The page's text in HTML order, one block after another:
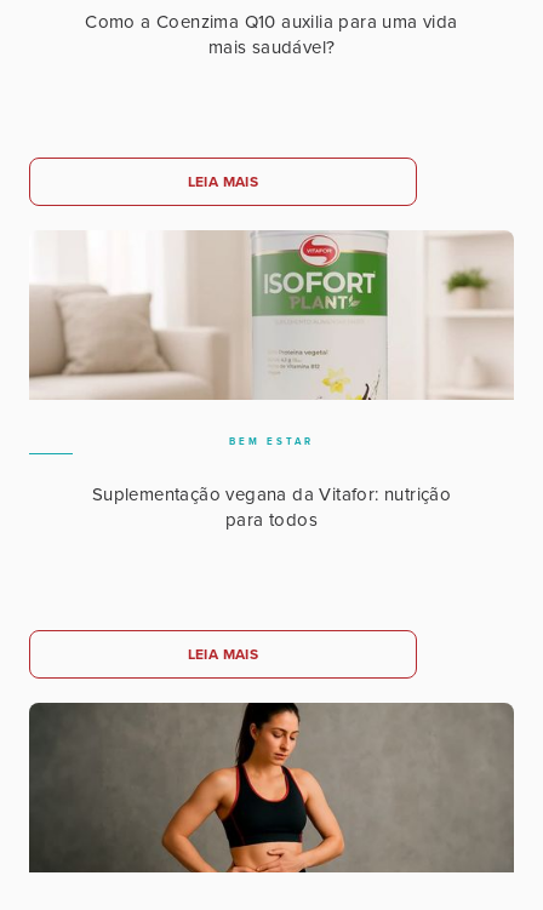
Como a Coenzima Q10 auxilia para uma vida
mais saudável?
LEIA MAIS
BEM ESTAR
Suplementação vegana da Vitafor: nutrição
para todos
LEIA MAIS